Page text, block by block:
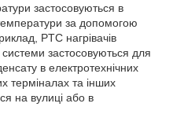
застосовуються в
за допомогою
PTC нагрівачів
системи застосовуються для
в електротехнічних
терміналах та інших
на вулиці або в